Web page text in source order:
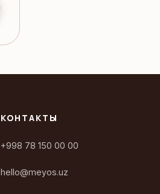
КОНТАКТЫ
+998 78 150 00 00
hello@meyos.uz